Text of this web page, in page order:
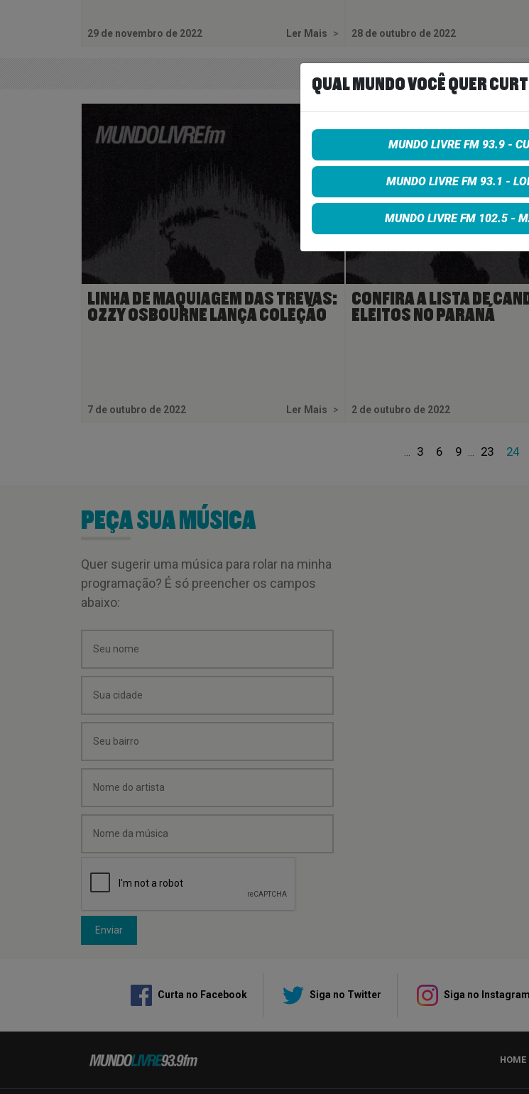
29 de novembro de 2022 Ler Mais > 28 de outubro de 2022
LINHA DE MAQUIAGEM DAS TREVAS:
OZZY OSBOURNE LANÇA COLEÇÃO
7 de outubro de 2022 Ler Mais >
CONFIRA A LISTA DE
ELEITOS NO PARANÁ
2 de outubro de 2022
3 6 9 23 24
PEÇA SUA MÚSICA
Quer sugerir uma música para rolar na minha
programação? É só preencher os campos
abaixo:
Enviar
Curta no Facebook Siga no Twitter Siga no Instagram
HOME
QUAL MUNDO VOCÊ QUER
MUNDO LIVRE FM 93.9 -
MUNDO LIVRE FM 93.1 -
MUNDO LIVRE FM 102.5 -